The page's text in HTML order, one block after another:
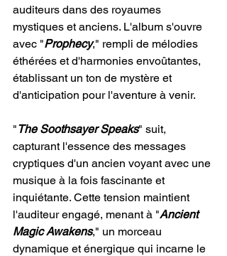
auditeurs dans des royaumes
mystiques et anciens. L'album s'ouvre
avec "Prophecy," rempli de mélodies
éthérées et d'harmonies envoûtantes,
établissant un ton de mystère et
d'anticipation pour l'aventure à venir.
"The Soothsayer Speaks" suit,
capturant l'essence des messages
cryptiques d'un ancien voyant avec une
musique à la fois fascinante et
inquiétante. Cette tension maintient
l'auditeur engagé, menant à "Ancient
Magic Awakens," un morceau
dynamique et énergique qui incarne le